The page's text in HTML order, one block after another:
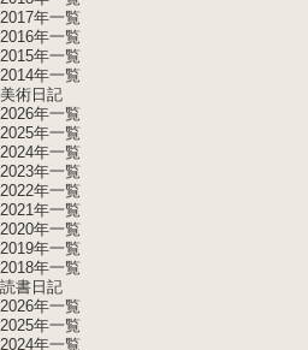
2017年一覧
2016年一覧
2015年一覧
2014年一覧
美術日記
2026年一覧
2025年一覧
2024年一覧
2023年一覧
2022年一覧
2021年一覧
2020年一覧
2019年一覧
2018年一覧
読書日記
2026年一覧
2025年一覧
2024年一覧